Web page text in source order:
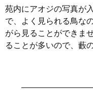
苑内にアオジの写真が
で、よく見られる鳥な
がら見ることができま
ることが多いので、藪